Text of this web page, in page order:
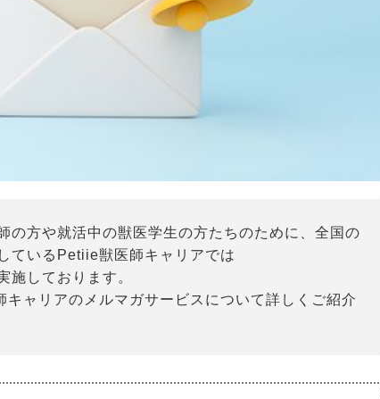
の方や就活中の獣医学生の方たちのために、全国の
ているPetiie獣医師キャリアでは
施しております。
ャリアのメルマガサービスについて詳しくご紹介